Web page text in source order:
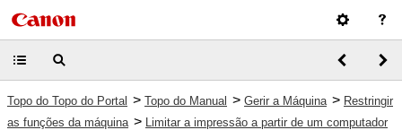
Topo do Topo do Portal > Topo do Manual > Gerir a Máquina > Restringir
as funções da máquina > Limitar a impressão a partir de um computador